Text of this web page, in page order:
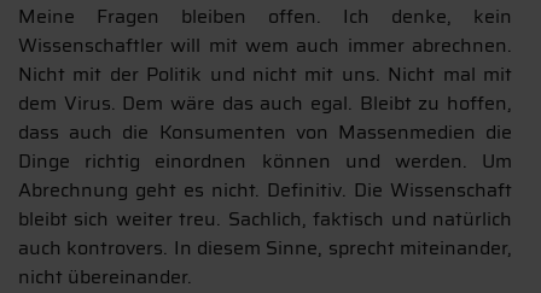
Meine Fragen bleiben offen. Ich denke, kein
Wissenschaftler will mit wem auch immer abrechnen.
Nicht mit der Politik und nicht mit uns. Nicht mal mit
dem Virus. Dem wäre das auch egal. Bleibt zu hoffen,
dass auch die Konsumenten von Massenmedien die
Dinge richtig einordnen können und werden. Um
Abrechnung geht es nicht. Definitiv. Die Wissenschaft
bleibt sich weiter treu. Sachlich, faktisch und natürlich
auch kontrovers. In diesem Sinne, sprecht miteinander,
nicht übereinander.